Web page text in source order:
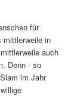
für
mittlerweile in
auch
Denn - so
im Jahr